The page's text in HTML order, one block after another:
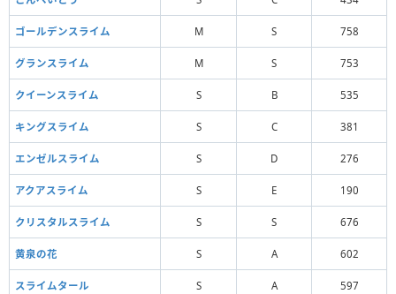
ゴールデンスライム M S 758
グランスライム M S 753
クイーンスライム S B 535
キングスライム S C 381
エンゼルスライム S D 276
アクアスライム S E 190
クリスタルスライム S S 676
黄泉の花 S A 602
スライムタール S A 597